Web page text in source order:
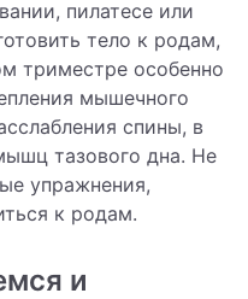
пилатесе или
тело к родам,
триместре особенно
мышечного
спины, в
тазового дна. Не
упражнения,
к родам.
и